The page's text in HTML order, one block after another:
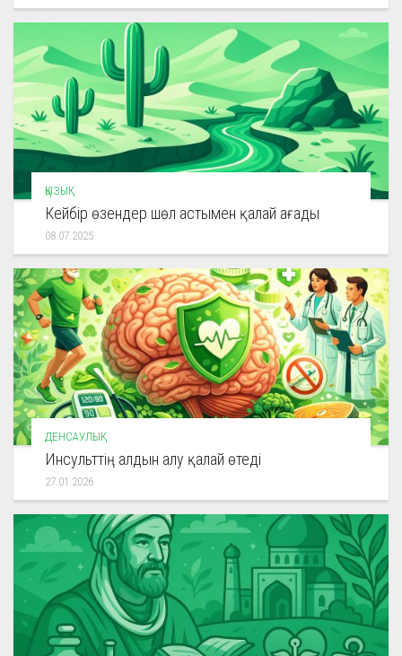
ҚЫЗЫҚ
Кейбір өзендер шөл астымен қалай ағады
08.07.2025
ДЕНСАУЛЫҚ
Инсульттің алдын алу қалай өтеді
27.01.2026